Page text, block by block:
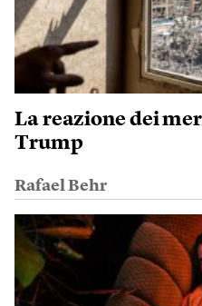
La reazione dei
Trump
Rafael Behr